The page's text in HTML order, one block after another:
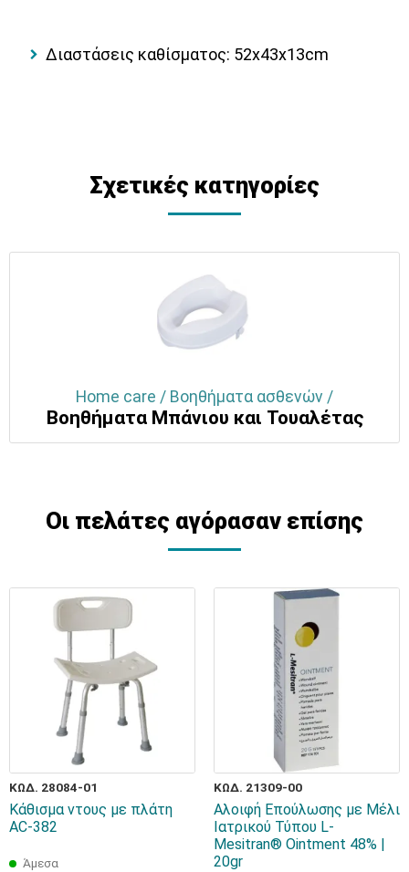
Διαστάσεις καθίσματος: 52x43x13cm
Σχετικές κατηγορίες
Home care / Βοηθήματα ασθενών /
Βοηθήματα Μπάνιου και Τουαλέτας
Οι πελάτες αγόρασαν επίσης
ΚΩΔ. 28084-01
Κάθισμα ντους με πλάτη
AC-382
Άμεσα
ΚΩΔ. 21309-00
Αλοιφή Επούλωσης με Μέλι
Ιατρικού Τύπου L-
Mesitran® Ointment 48% |
20gr